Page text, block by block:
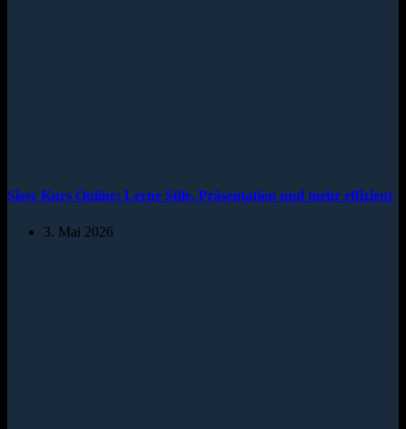
Sissy Kurs Online: Lerne Stile, Präsentation und mehr effizient
3. Mai 2026